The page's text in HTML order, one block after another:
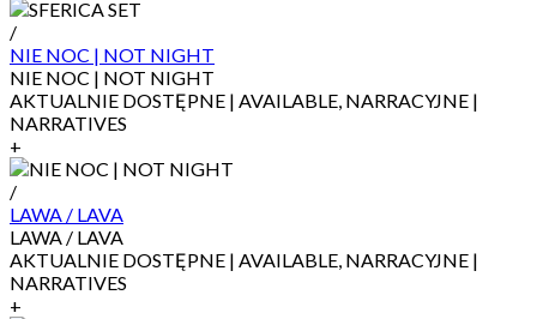
/
NIE NOC | NOT NIGHT
NIE NOC | NOT NIGHT
AKTUALNIE DOSTĘPNE | AVAILABLE, NARRACYJNE |
NARRATIVES
+
/
LAWA / LAVA
LAWA / LAVA
AKTUALNIE DOSTĘPNE | AVAILABLE, NARRACYJNE |
NARRATIVES
+